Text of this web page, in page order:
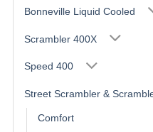
Bonneville Liquid Cooled
Scrambler 400X
Speed 400
Street Scrambler &
Comfort